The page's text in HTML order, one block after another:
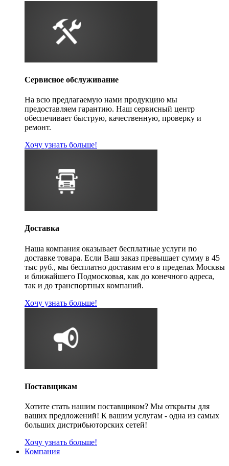
Сервисное обслуживание
На всю предлагаемую нами продукцию мы
предоставляем гарантию. Наш сервисный центр
обеспечивает быструю, качественную, проверку и
ремонт.
Хочу узнать больше!
Доставка
Наша компания оказывает бесплатные услуги по
доставке товара. Если Ваш заказ превышает сумму в 45
тыс руб., мы бесплатно доставим его в пределах Москвы
и ближайшего Подмосковья, как до конечного адреса,
так и до транспортных компаний.
Хочу узнать больше!
Поставщикам
Хотите стать нашим поставщиком? Мы открыты для
ваших предложений! К вашим услугам - одна из самых
больших дистрибьюторских сетей!
Хочу узнать больше!
Компания